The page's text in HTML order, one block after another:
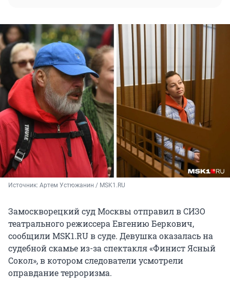
Источник: Артем Устюжанин / MSK1.RU
Замоскворецкий суд Москвы отправил в СИЗО
театрального режиссера Евгению Беркович,
сообщили MSK1.RU в суде. Девушка оказалась на
судебной скамье из-за спектакля «Финист Ясный
Сокол», в котором следователи усмотрели
оправдание терроризма.